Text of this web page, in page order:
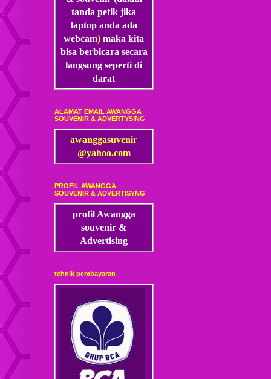
tanda petik jika
laptop anda ada
webcam)maka kita
bisa berbicara secara
langsung seperti di
darat
ALAMAT EMAIL AWANGGA
SOUVENIR & ADVERTYSING
awanggasuvenir
@yahoo.com
PROFIL AWANGGA
SOUVENIR & ADVERTISYNG
profil Awangga
souvenir &
Advertising
tehnik pembayaran